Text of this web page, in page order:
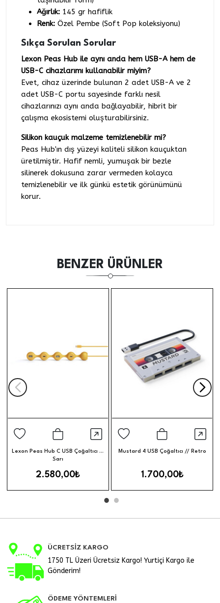
Ağırlık: 145 gr hafiflik
Renk: Özel Pembe (Soft Pop koleksiyonu)
Sıkça Sorulan Sorular
Lexon Peas Hub ile aynı anda hem USB-A hem de
USB-C cihazlarımı kullanabilir miyim?
Evet, cihaz üzerinde bulunan 2 adet USB-A ve 2
adet USB-C portu sayesinde farklı nesil
cihazlarınızı aynı anda bağlayabilir, hibrit bir
çalışma ekosistemi oluşturabilirsiniz.
Silikon kauçuk malzeme temizlenebilir mi?
Peas Hub'ın dış yüzeyi kaliteli silikon kauçuktan
üretilmiştir. Hafif nemli, yumuşak bir bezle
silinerek dokusuna zarar vermeden kolayca
temizlenebilir ve ilk günkü estetik görünümünü
korur.
BENZER ÜRÜNLER
Sepete Ekle
Hızlı Görünüm
Lexon Peas Hub C USB Çoğaltıcı //
Sarı
2.580,00₺
Sepete
Mustard 4 USB Çoğaltıcı // Retro
1.700,00₺
ÜCRETSİZ KARGO
1750 TL Üzeri Ücretsiz Kargo! Yurtiçi Kargo ile
Gönderim!
ÖDEME YÖNTEMLERİ